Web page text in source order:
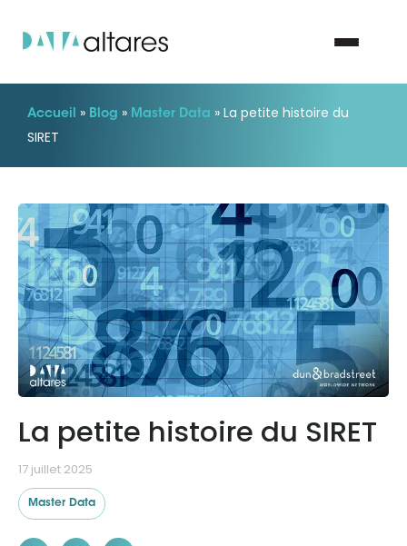
Nous contacter
Vos enjeux
Nos solutions
Nos data
Notre groupe
Ressources
Accueil » Blog » Master Data » La petite histoire du
SIRET
La petite histoire du SIRET
17 juillet 2025
Master Data